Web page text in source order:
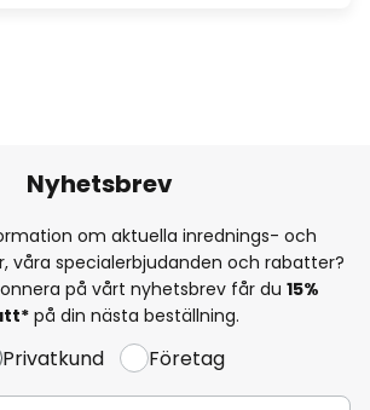
Nyhetsbrev
om aktuella inrednings- och
våra specialerbjudanden och rabatter?
på vårt nyhetsbrev får du 15%
på din nästa beställning.
Privatkund Företag